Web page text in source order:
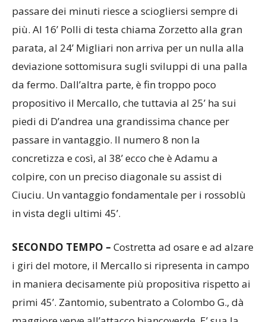
più. Al 16’ Polli di testa chiama Zorzetto alla gran
parata, al 24’ Migliari non arriva per un nulla alla
deviazione sottomisura sugli sviluppi di una palla
da fermo. Dall’altra parte, è fin troppo poco
propositivo il Mercallo, che tuttavia al 25’ ha sui
piedi di D’andrea una grandissima chance per
passare in vantaggio. Il numero 8 non la
concretizza e così, al 38’ ecco che è Adamu a
colpire, con un preciso diagonale su assist di
Ciuciu. Un vantaggio fondamentale per i rossoblù
in vista degli ultimi 45’.
i giri del motore, il Mercallo si ripresenta in campo
in maniera decisamente più propositiva rispetto ai
primi 45’. Zantomio, subentrato a Colombo G., dà
maggiore verve all’attacco biancoverde. E’ sua la
prima di una serie di occasioni ospiti, ben respinta